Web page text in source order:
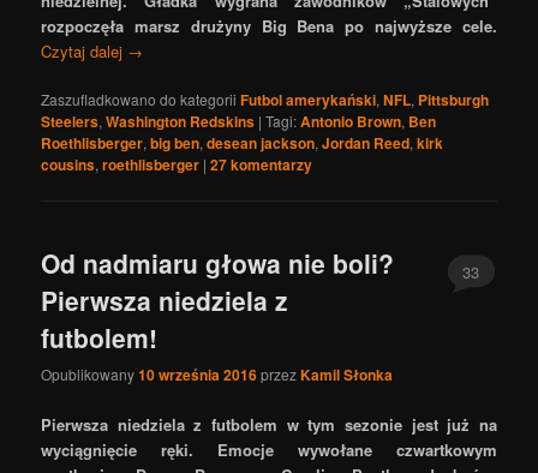
rozpoczęła marsz drużyny Big Bena po najwyższe cele.
Czytaj dalej →
Zaszufladkowano do kategorii Futbol amerykański,NFL, Pittsburgh
Steelers,Washington Redskins |Tagi:Antonio Brown, Ben
Roethlisberger,big ben,desean jackson,Jordan Reed,kirk
cousins,roethlisberger |27komentarzy
Od nadmiaru głowa nie boli?
Pierwsza niedziela z
futbolem!
Opublikowany10 września 2016przezKamil Słonka
33
Pierwsza niedziela z futbolem w tym sezonie jest już na
wyciągnięcie ręki. Emocje wywołane czwartkowym